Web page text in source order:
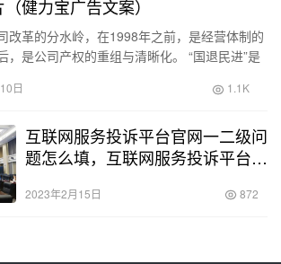
健力宝广告文案）
改革的分水岭，在1998年之前，是经营体制的
，是公司产权的重组与清晰化。 “国退民进”是
日 1.1K
互联网服务投诉平台官网一二级问
题怎么填，互联网服务投诉平台官
2023年2月15日 872